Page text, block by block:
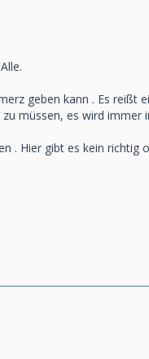
geben kann . Es reißt
müssen, es wird immer
. Hier gibt es kein richtig